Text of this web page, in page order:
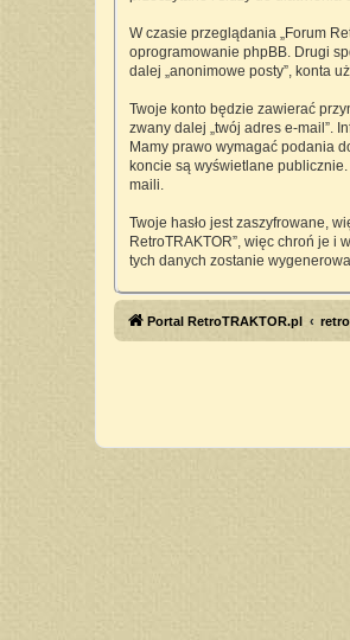
W czasie przeglądania „Forum
oprogramowanie phpBB. Drugi
dalej „anonimowe posty”, konta
Twoje konto będzie zawierać
zwany dalej „twój adres e-mail”.
Mamy prawo wymagać podania
koncie są wyświetlane
maili.
Twoje hasło jest zaszyfrowane,
RetroTRAKTOR”, więc chroń je i
tych danych zostanie
Portal RetroTRAKTOR.pl